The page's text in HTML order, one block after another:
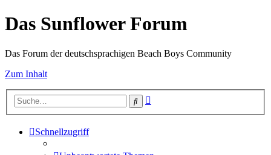
Das Sunflower Forum
Das Forum der deutschsprachigen Beach Boys Community
Zum Inhalt
Suche
Schnellzugriff